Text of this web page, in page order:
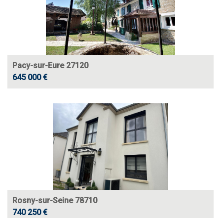
Pacy-sur-Eure 27120
645 000 €
Rosny-sur-Seine 78710
740 250 €